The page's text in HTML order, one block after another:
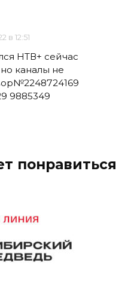
в 12:51
НТВ+ сейчас
каналы не
9885349
понравиться